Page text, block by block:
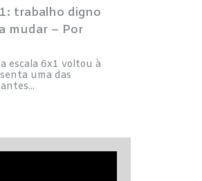
trabalho digno
mudar – Por
escala 6x1 voltou à
uma das